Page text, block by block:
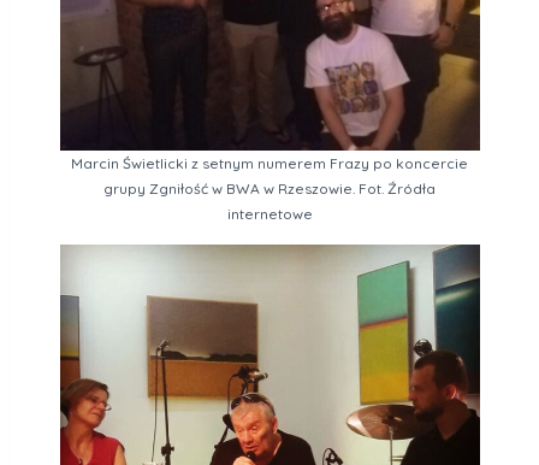
Marcin Świetlicki z setnym numerem Frazy po koncercie
grupy Zgniłość w BWA w Rzeszowie. Fot. Źródła
internetowe